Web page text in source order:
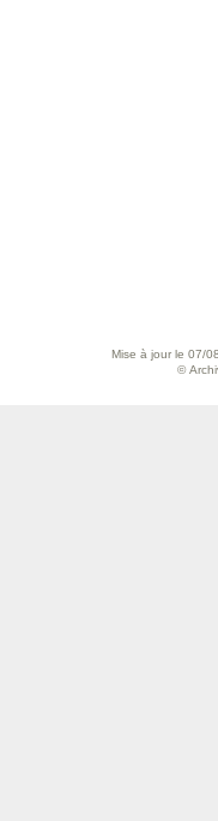
Mise à jour le 07/
©